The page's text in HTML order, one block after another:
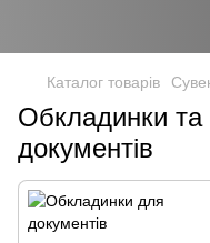
Каталог товарів
Обкладинки та
документів